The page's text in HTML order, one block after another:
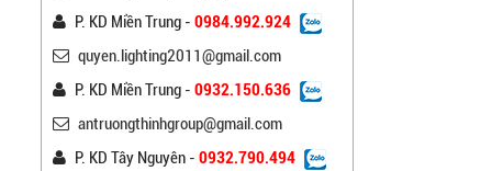
P. KD Miền Trung - 0984.992.924
quyen.lighting2011@gmail.com
P. KD Miền Trung - 0932.150.636
antruongthinhgroup@gmail.com
P. KD Tây Nguyên - 0932.790.494
Trụ Đèn Chiếu Sáng Cao
Áp Tròn Côn Cần Đôi Kiểu
K212
Liên hệ
Đèn Đường Led Cao Áp